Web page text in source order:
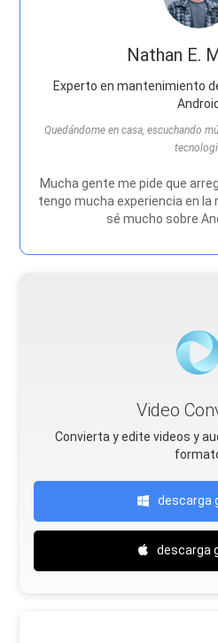
Nathan E.
Experto en mantenimiento
Android
Quedándome en casa, escuchando
Mucha gente me pide que
tengo mucha experiencia en
sé mucho sobre
Video
Convierta y edite videos y
descarga
descarga